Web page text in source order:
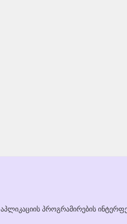
აპლიკაციის პროგრამირების